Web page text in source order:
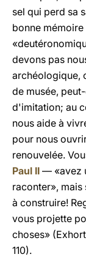
sel qui perd sa
bonne
devons pas
archéologique,
de musée,
d'imitation; au
nous aide à
pour nous
renouvelée.
Paul II — «avez
raconter»,
à construire!
vous projette
choses»
110).